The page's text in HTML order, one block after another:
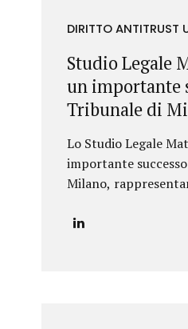
DIRITTO ANTITRUST
Studio Legale
un importante
Tribunale di
Lo Studio Legale
importante
Milano,
complesso